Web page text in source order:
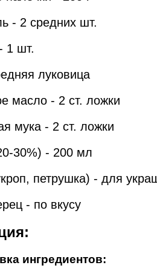
- 2 средних шт.
1 шт.
луковица
масло - 2 ст. ложки
мука - 2 ст. ложки
30%) - 200 мл
петрушка) - для
- по вкусу
ингредиентов: